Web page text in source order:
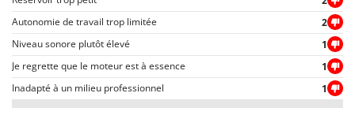
Autonomie de travail trop limitée
2
Niveau sonore plutôt élevé
1
Je regrette que le moteur est à essence
1
Inadapté à un milieu professionnel
1